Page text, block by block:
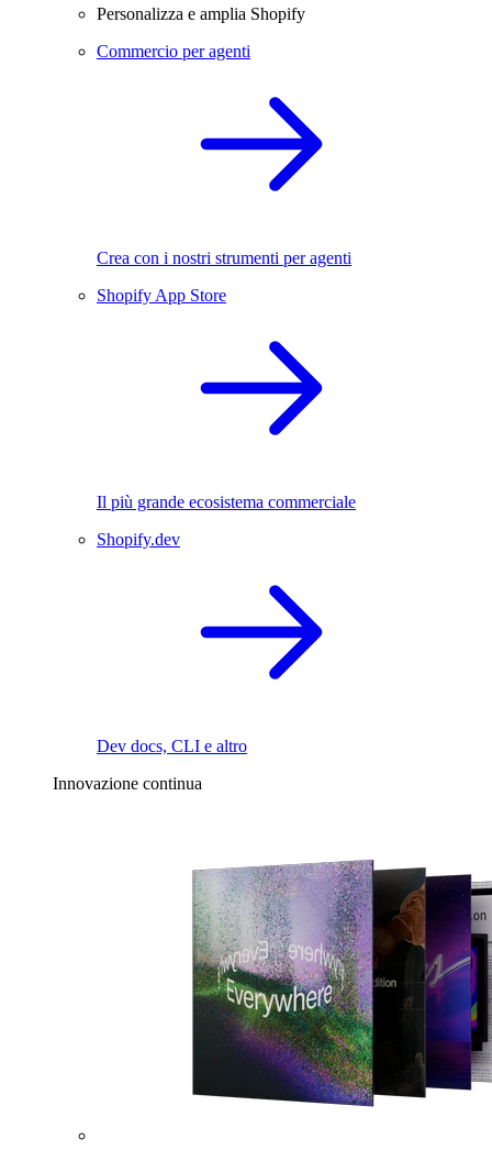
Personalizza e amplia Shopify
Commercio per agenti
Crea con i nostri strumenti per agenti
Shopify App Store
Il più grande ecosistema commerciale
Shopify.dev
Dev docs, CLI e altro
Innovazione continua